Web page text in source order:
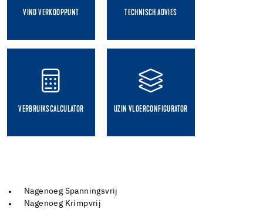
VIND VERKOOPPUNT TECHNISCH ADVIES
VERBRUIKSCALCULATOR UZIN VLOERCONFIGURATOR
Nagenoeg Spanningsvrij
Nagenoeg Krimpvrij